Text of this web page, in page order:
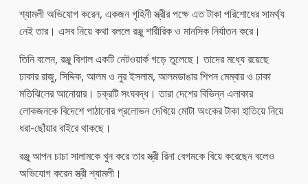
শ্যামলী অভিযোগ করেন, একজন গৃহিনী স্ত্রীর পক্ষে এত টাকা পরিশোধের সামর্থ্য
নেই তার। এসব নিয়ে কথা বললে রঞ্জু শারীরিক ও মানসিক নির্যাতন করে।
তিনি বলেন, রঞ্জু বিশাল একটি নেটওয়ার্ক গড়ে তুলেছে। তাদের মধ্যে রয়েছে
ঢাকার রাজু, সিদ্দিক, আলম ও নুর ইসলাম, আলমডাঙার শিপন মেম্বার ও ঢাকা
মতিঝিলের আনোয়ার। চক্রটি সংঘবদ্ধ। তারা দেশের বিভিন্ন এলাকার
লোকজনকে বিদেশে পাঠানোর প্রলোভন দেখিয়ে মোটা অংকের টাকা হাতিয়ে নিয়ে
ধরা-ছোঁয়ার বাইরে থাকছে।
রঞ্জু আপন চাচা সালামকে খুন করে তার স্ত্রী রিনা বেগমকে বিয়ে করেছেন বলেও
অভিযোগ করেন স্ত্রী শ্যামলী।